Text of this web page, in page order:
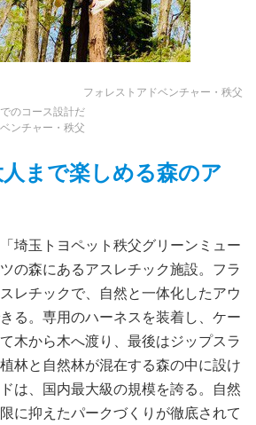
フォレストアドベンチャー・秩父
のコース設計だ
ンチャー・秩父
まで楽しめる森のア
埼玉トヨペット秩父グリーンミュー
の森にあるアスレチック施設。フラ
レチックで、自然と一体化したアウ
る。専用のハーネスを装着し、ケー
木から木へ渡り、最後はジップスラ
林と自然林が混在する森の中に設け
は、国内最大級の規模を誇る。自然
に抑えたパークづくりが徹底されて